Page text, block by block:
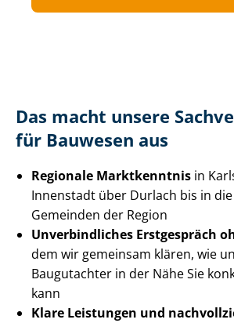
Das macht unsere
für Bauwesen aus
Regionale Marktkenntnis in
Innenstadt über Durlach bis in
Gemeinden der Region
Unverbindliches Erstgespräch
dem wir gemeinsam klären, wie
Baugutachter in der Nähe Sie
kann
Klare Leistungen und